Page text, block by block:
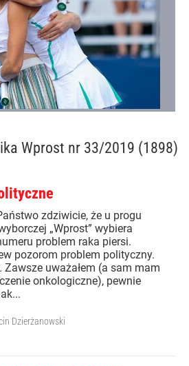
Wprost nr 33/2019 (1898)
zdziwicie, że u progu
„Wprost” wybiera
problem raka piersi.
pozorom problem polityczny.
Zawsze uważałem (a sam mam
onkologiczne), pewnie
Dzierżanowski